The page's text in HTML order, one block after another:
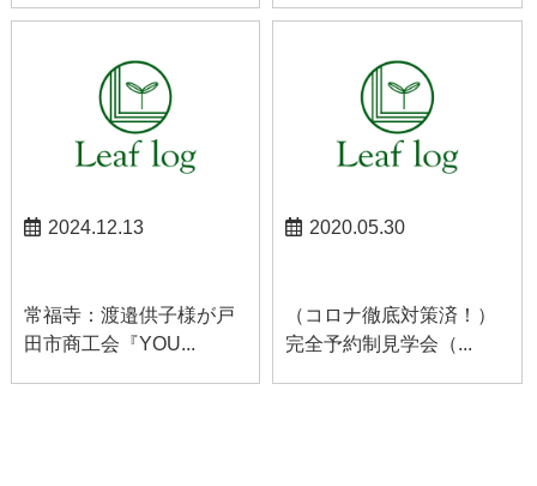
2024.12.13
常福寺：渡邉供子様が戸
田市商工会『YOU...
2020.05.30
（コロナ徹底対策済！）
完全予約制見学会（...